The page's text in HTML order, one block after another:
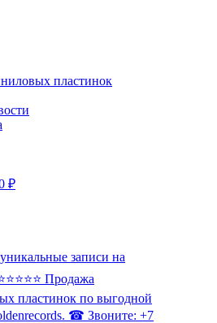
пластинок
₽
записи на
Продажа
пластинок по выгодной
☎ Звоните: +7